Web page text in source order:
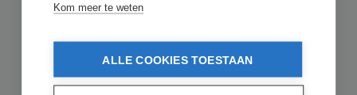
€ 11,95
In de winkelmand
Kom meer te weten
ALLE COOKIES TOESTAAN